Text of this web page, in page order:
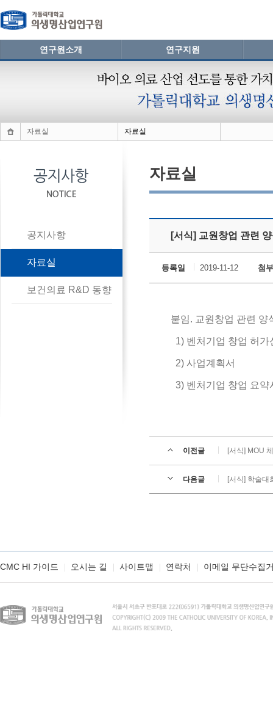
연구원소개 연구지원
자료실 자료실
공지사항
자료실
보건의료 R&D 동향
자료실
[서식] 교원창업 관련
등록일 2019-11-12 첨
붙임. 교원창업 관련 양
1) 벤처기업 창업 허가
2) 사업계획서
3) 벤처기업 창업 요약
이전글 [서식] MOU
다음글 [서식] 학술대
CMC HI 가이드 오시는 길 사이트맵 연락처 이메일 무단수집